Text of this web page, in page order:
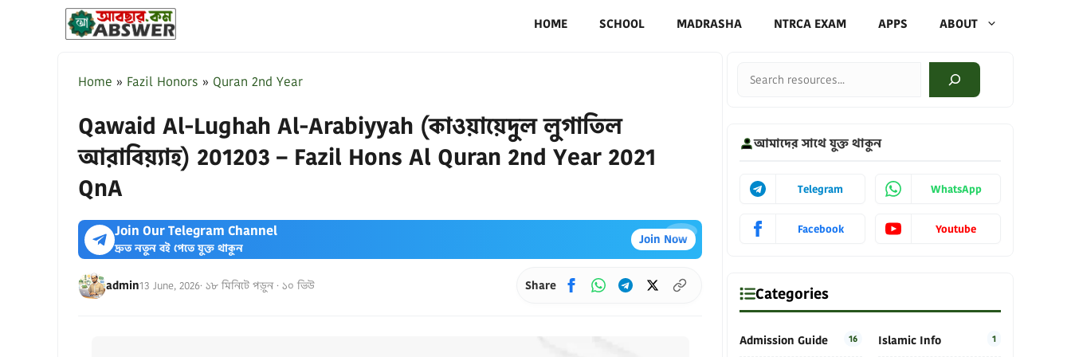
HOME SCHOOL MADRASHA NTRCA EXAM APPS ABOUT
Home » Fazil Honors » Quran 2nd Year
Qawaid Al-Lughah Al-Arabiyyah (কাওয়ায়েদুল লুগাতিল
আরাবিয়্যাহ) 201203 – Fazil Hons Al Quran 2nd Year 2021
QnA
×
Join Our Telegram Channel
দ্রুত নতুন বই পেতে যুক্ত থাকুন
Join Now
admin13 June, 2026· ১৮ মিনিটে পড়ুন · ১০ ভিউ Share
আমাদের সাথে যুক্ত থাকুন
Telegram WhatsApp
Facebook Youtube
Categories
Admission Guide 16 Islamic Info 1